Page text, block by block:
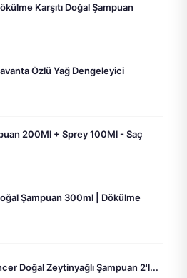
Karşıtı Doğal Şampuan
Özlü Yağ Dengeleyici
200Ml + Sprey 100Ml - Saç
Şampuan 300ml | Dökülme
Doğal Zeytinyağlı Şampuan 2'l...